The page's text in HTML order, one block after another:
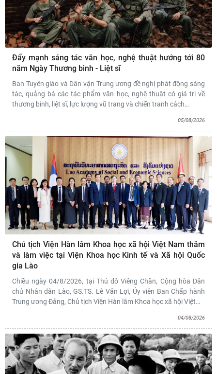
Đẩy mạnh sáng tác văn học, nghệ thuật hướng tới 80
năm Ngày Thương binh - Liệt sĩ
Ban Tuyên giáo và Dân vận Trung ương đề nghị phát động sáng
tác, quảng bá các tác phẩm văn học, nghệ thuật có giá trị về
thương binh, liệt sĩ, lực lượng vũ trang và chiến tranh cách…
05/08/2026
Chủ tịch Viện Hàn lâm Khoa học xã hội Việt Nam thăm
và làm việc tại Viện Khoa học Kinh tế và Xã hội Quốc
gia Lào
Chiều ngày 04/8/2026, tại Thủ đô Viêng Chăn, Cộng hòa Dân
chủ Nhân dân Lào, GS.TS. Lê Văn Lợi, Ủy viên Ban Chấp hành
Trung ương Đảng, Chủ tịch Viện Hàn lâm Khoa học xã hội Việt…
04/08/2026